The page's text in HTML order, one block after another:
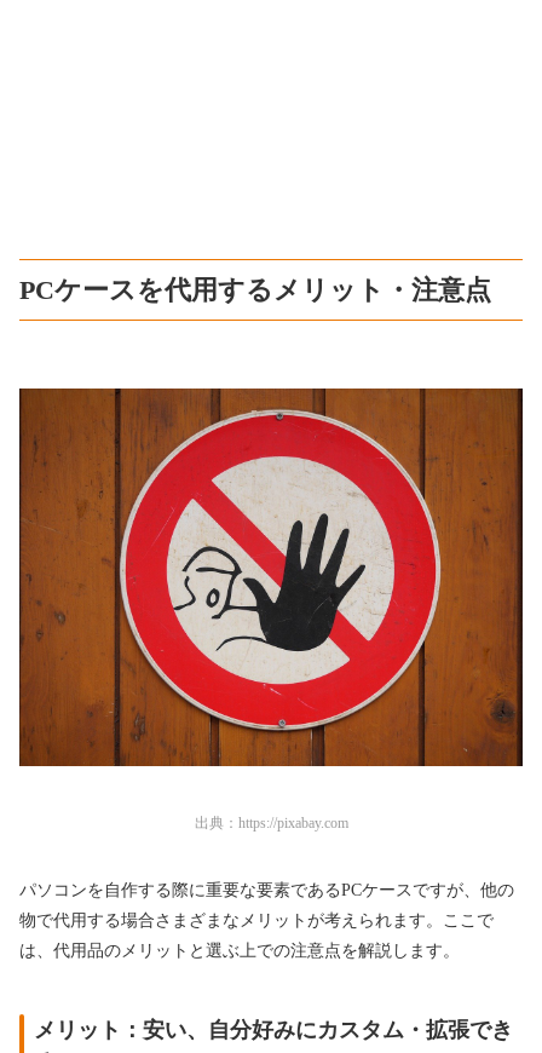
PCケースを代用するメリット・注意点
出典： https://pixabay.com
パソコンを自作する際に重要な要素であるPCケースですが、他の
物で代用する場合さまざまなメリットが考えられます。ここで
は、代用品のメリットと選ぶ上での注意点を解説します。
メリット：安い、自分好みにカスタム・拡張でき